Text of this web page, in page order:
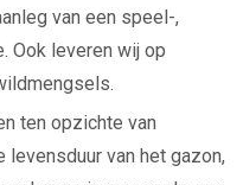
van een speel-,
Ook leveren wij op
ten opzichte van
van het gazon,